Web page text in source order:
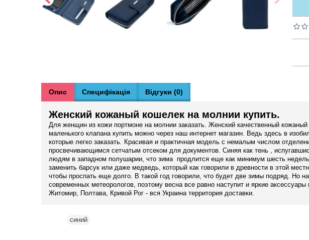
Опис Специфікація Відгуки (0)
Женский кожаный кошелек на молнии купить.
Для женщин из кожи портмоне на молнии заказать. Женский качественный
маленького клапана купить можно через наш интернет магазин. Ведь здесь в
которые легко заказать. Красивая и практичная модель с немалым числом
просвечивающимся сетчатым отсеком для документов. Синяя как тень ,
людям в западном полушарии, что зима продлится еще как минимум шесть
заменить барсук или даже медведь, который как говорили в древности в этой
чтобы проспать еще долго. В такой год говорили, что будет две зимы подряд. Но
современных метеорологов, поэтому весна все равно наступит и яркие
Житомир, Полтава, Кривой Рог - вся Украина территория доставки.
синий